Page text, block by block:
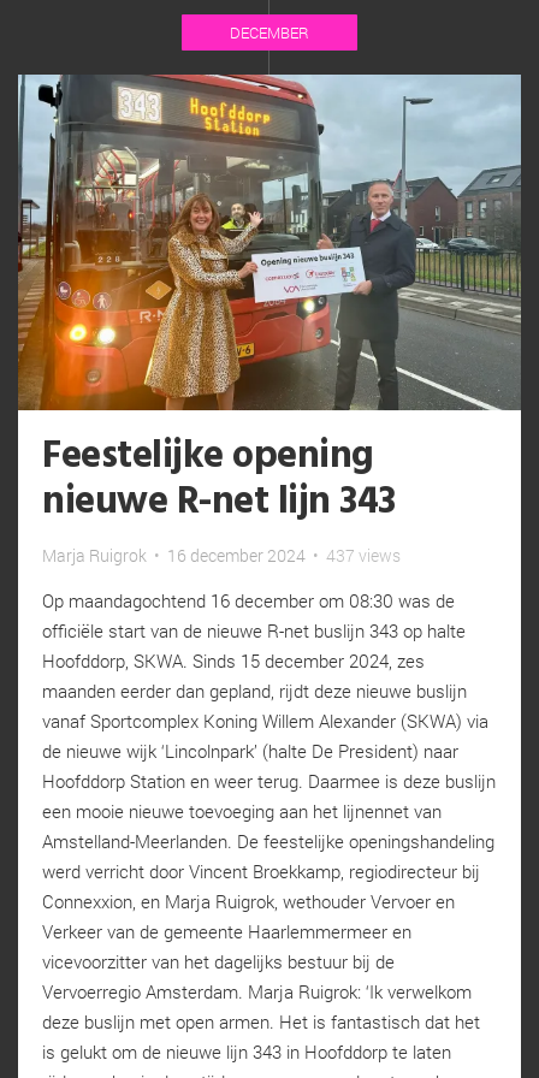
DECEMBER
Feestelijke opening
nieuwe R-net lijn 343
Marja Ruigrok • 16 december 2024 • 437 views
Op maandagochtend 16 december om 08:30 was de
officiële start van de nieuwe R-net buslijn 343 op halte
Hoofddorp, SKWA. Sinds 15 december 2024, zes
maanden eerder dan gepland, rijdt deze nieuwe buslijn
vanaf Sportcomplex Koning Willem Alexander (SKWA) via
de nieuwe wijk ‘Lincolnpark’ (halte De President) naar
Hoofddorp Station en weer terug. Daarmee is deze buslijn
een mooie nieuwe toevoeging aan het lijnennet van
Amstelland-Meerlanden. De feestelijke openingshandeling
werd verricht door Vincent Broekkamp, regiodirecteur bij
Connexxion, en Marja Ruigrok, wethouder Vervoer en
Verkeer van de gemeente Haarlemmermeer en
vicevoorzitter van het dagelijks bestuur bij de
Vervoerregio Amsterdam. Marja Ruigrok: ‘Ik verwelkom
deze buslijn met open armen. Het is fantastisch dat het
is gelukt om de nieuwe lijn 343 in Hoofddorp te laten